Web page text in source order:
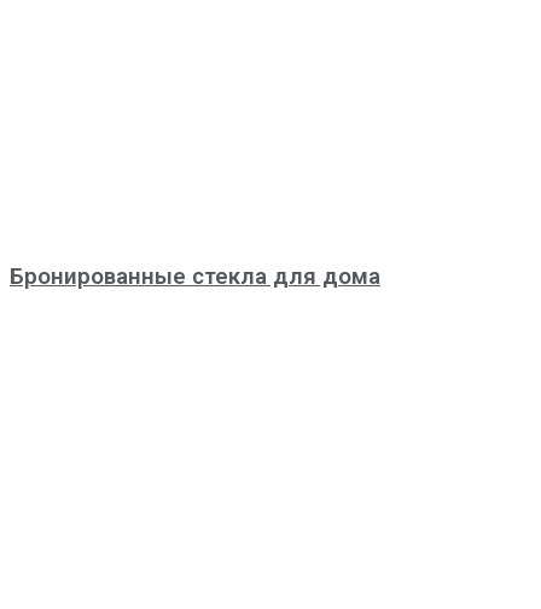
Бронированные стекла для дома